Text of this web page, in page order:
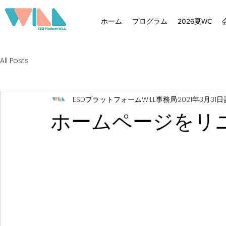
ホーム プログラム 2026夏WC
All Posts
ホームページをリ
ESDプラットフォームWILL事務局2021年3月31日